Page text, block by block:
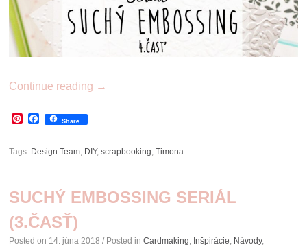
Continue reading →
Pinterest
Facebook
Share
Tags: Design Team DIY,scrapbooking ,Timona
SUCHÝ EMBOSSING SERIÁL
(3.ČASŤ)
Posted on 14. júna 2018 / Posted inCardmaking Inšpirácie Návody,